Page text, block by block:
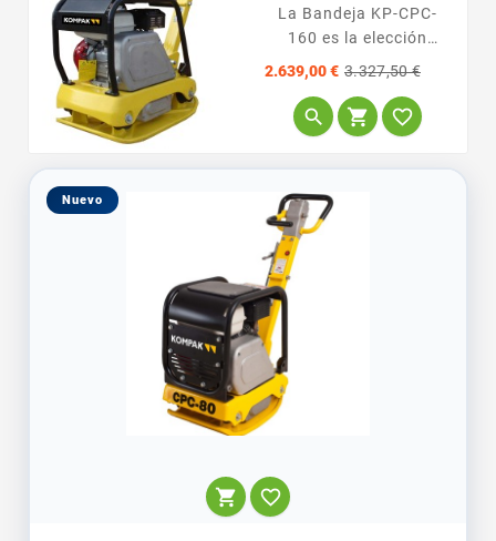
La Bandeja KP-CPC-
160 es la elección
preferida para obras...
2.639,00 € 3.327,50 €
  
Nuevo
 